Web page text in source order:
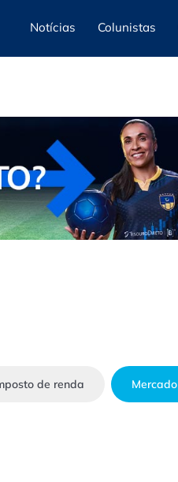
Notícias Colunistas
de renda Mercado